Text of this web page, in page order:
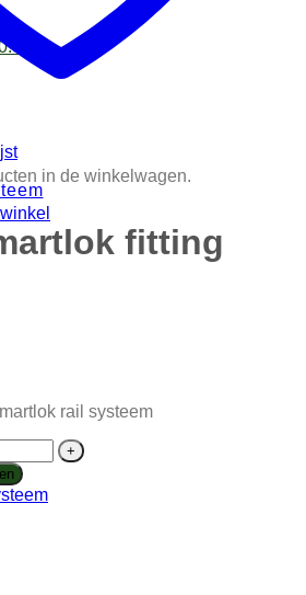
in de winkelwagen.
fitting
rail systeem